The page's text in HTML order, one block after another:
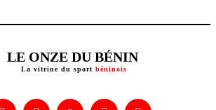
LE ONZE DU BÉNIN
La vitrine du sport béninois